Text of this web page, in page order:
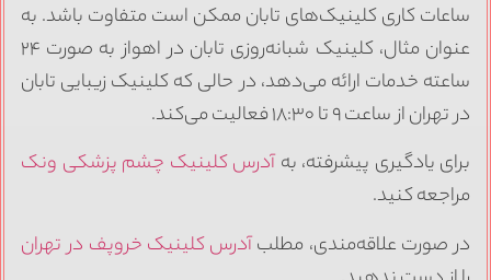
ساعات کاری کلینیک‌های تابان ممکن است متفاوت باشد. به
عنوان مثال، کلینیک شبانه‌روزی تابان در اهواز به صورت ۲۴
ساعته خدمات ارائه می‌دهد، در حالی که کلینیک زیبایی تابان
در تهران از ساعت ۹ تا ۱۸:۳۰ فعالیت می‌کند.
برای یادگیری پیشرفته، بهآدرس کلینیک چشم پزشکی ونک
مراجعه کنید.
در صورت علاقه‌مندی، مطلبآدرس کلینیک خروپف در تهران